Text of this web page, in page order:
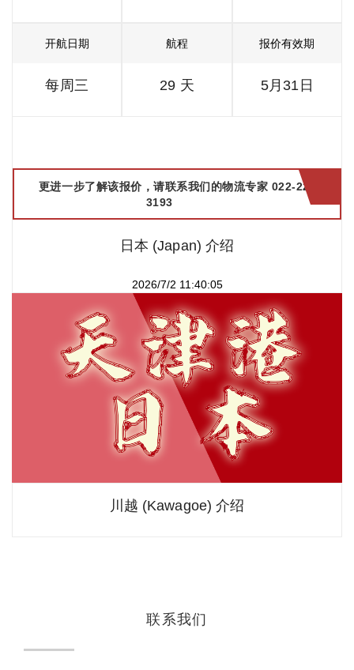
开航日期
每周三
航程
29 天
报价有效期
5月31日
更进一步了解该报价，请联系我们的物流专家 022-2299
3193
日本 (Japan) 介绍
2026/7/2 11:40:05
川越 (Kawagoe) 介绍
联系我们